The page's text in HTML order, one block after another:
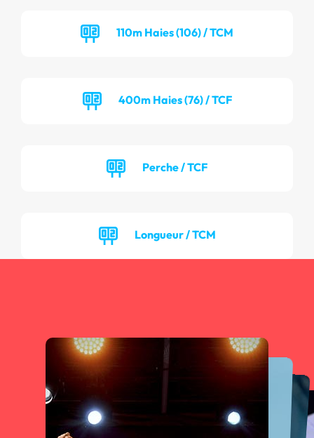
110m Haies (106) / TCM
400m Haies (76) / TCF
Perche / TCF
Longueur / TCM